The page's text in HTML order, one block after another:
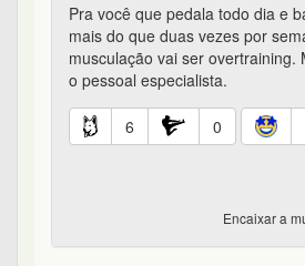
Pra você que pedala todo dia e
mais do que duas vezes por
musculação vai ser overtraining.
o pessoal especialista.
6 0
Encaixar a